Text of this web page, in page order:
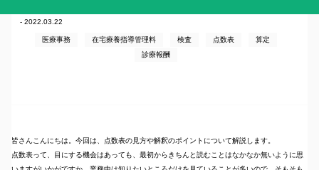
- 2022.03.22
医療事務 在宅療養指導管理料 検査 点数表
算定
診療報酬
皆さんこんにちは。今回は、点数表の見方や解釈のポイントについて解説します。
点数表って、目にする機会はあっても、最初からきちんと読むことはなかなか無いように思